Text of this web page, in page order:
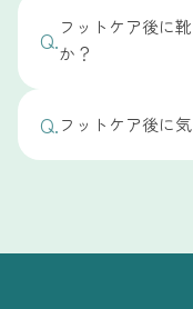
内していますの
公式ラインから無
いる靴の状態を
で、気になる方
内していますの
談ください。
A.
だけます。
魚の目やタコ、
りません。
施術後はそのま
るため、気にな
Q.フットケア後に
か？
す。
魚の目やタコ、
普段通りの靴で
Q.フットケア後に
め、乾燥を防ぐ